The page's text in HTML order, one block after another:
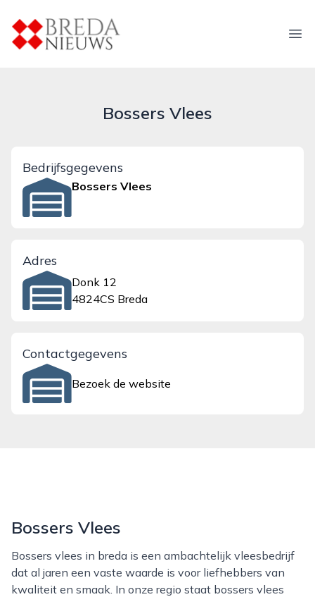
breda-nieuws.nl
Bossers Vlees
Bedrijfsgegevens
Bossers Vlees
Adres
Donk 12
4824CS Breda
Contactgegevens
Bezoek de website
Bossers Vlees
Bossers vlees in breda is een ambachtelijk vleesbedrijf
dat al jaren een vaste waarde is voor liefhebbers van
kwaliteit en smaak. In onze regio staat bossers vlees